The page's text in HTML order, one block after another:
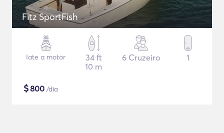
Fitz SportFish
Iate a motor
34 ft
10 m
6 Cruzeiro 1
$800 /dia